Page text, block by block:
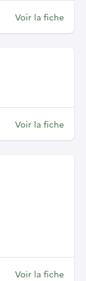
Voir la fiche
Voir la fiche
Voir la fiche